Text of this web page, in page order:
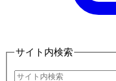
サイト内検索